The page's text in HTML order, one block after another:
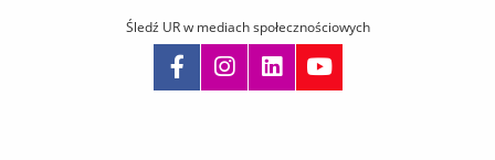
Śledź UR w mediach społecznościowych